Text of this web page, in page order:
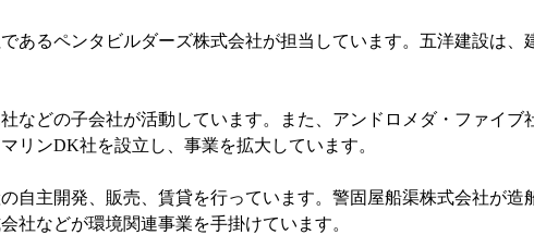
あるペンタビルダーズ株式会社が担当しています。五洋建設は
などの子会社が活動しています。また、アンドロメダ・ファイ
リンDK社を設立し、事業を拡大しています。
自主開発、販売、賃貸を行っています。警固屋船渠株式会社が
社などが環境関連事業を手掛けています。